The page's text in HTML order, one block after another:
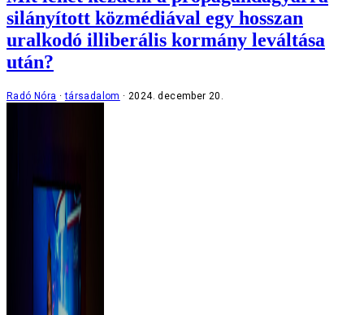
silányított közmédiával egy hosszan
uralkodó illiberális kormány leváltása
után?
Radó Nóra társadalom 2024. december 20.